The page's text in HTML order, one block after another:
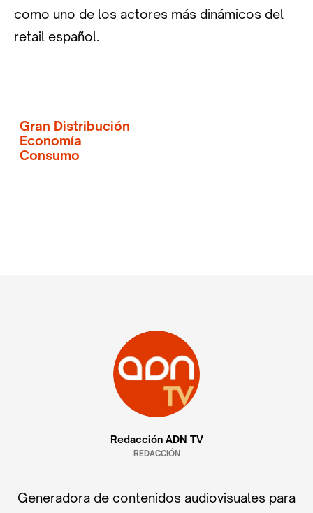
como uno de los actores más dinámicos del
retail español.
Gran Distribución
Economía
Consumo
Redacción ADN TV
REDACCIÓN
Generadora de contenidos audiovisuales para